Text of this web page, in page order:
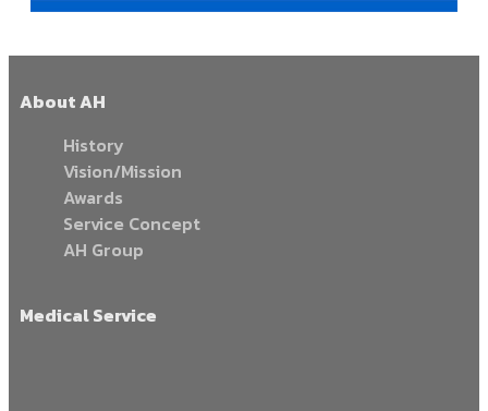
About AH
History
Vision/Mission
Awards
Service Concept
AH Group
Medical Service